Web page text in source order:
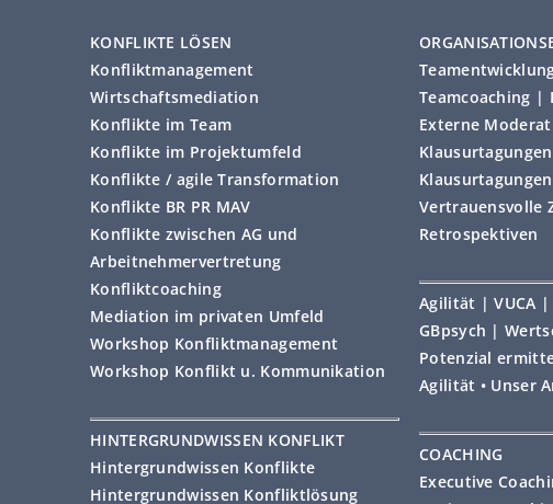
KONFLIKTE LÖSEN
Konfliktmanagement
Wirtschaftsmediation
Konflikte im Team
Konflikte im Projektumfeld
Konflikte / agile Transformation
Konflikte BR PR MAV
Konflikte zwischen AG und
Arbeitnehmervertretung
Konfliktcoaching
Mediation im privaten Umfeld
Workshop Konfliktmanagement
Workshop Konflikt u. Kommunikation
HINTERGRUNDWISSEN KONFLIKT
Hintergrundwissen Konflikte
Hintergrundwissen Konfliktlösung
Teamcoaching |
Externe
Klausurtagungen
Klausurtagungen
Vertrauensvolle
Retrospektiven
Agilität | VUCA |
GBpsych |
Potenzial
Agilität • Unser
COACHING
Executive